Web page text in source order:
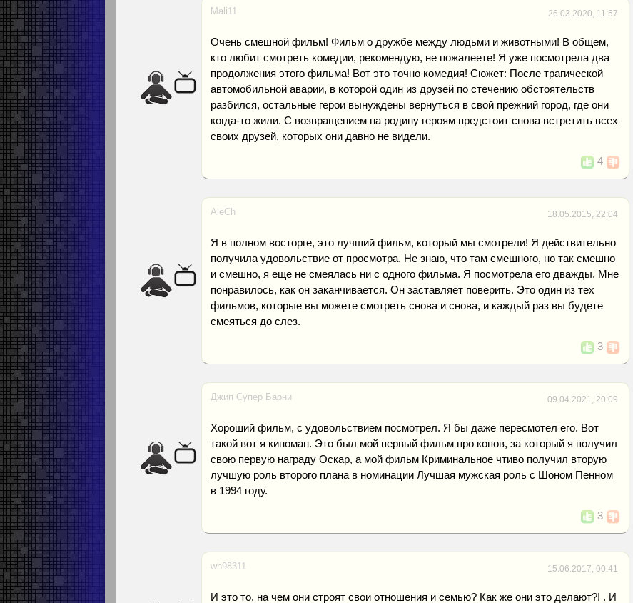
Mali11 26.03.2020, 11:57
Очень смешной фильм! Фильм о дружбе между людьми и животными! В общем,
кто любит смотреть комедии, рекомендую, не пожалеете! Я уже посмотрела два
продолжения этого фильма! Вот это точно комедия! Сюжет: После трагической
автомобильной аварии, в которой один из друзей по стечению обстоятельств
разбился, остальные герои вынуждены вернуться в свой прежний город, где они
когда-то жили. С возвращением на родину героям предстоит снова встретить всех
своих друзей, которых они давно не видели.
4
AleCh 18.05.2015, 22:04
Я в полном восторге, это лучший фильм, который мы смотрели! Я действительно
получила удовольствие от просмотра. Не знаю, что там смешного, но так смешно
и смешно, я еще не смеялась ни с одного фильма. Я посмотрела его дважды. Мне
понравилось, как он заканчивается. Он заставляет поверить. Это один из тех
фильмов, которые вы можете смотреть снова и снова, и каждый раз вы будете
смеяться до слез.
3
Джип Супер Барни 09.04.2021, 20:09
Хороший фильм, с удовольствием посмотрел. Я бы даже пересмотел его. Вот
такой вот я киноман. Это был мой первый фильм про копов, за который я получил
свою первую награду Оскар, а мой фильм Криминальное чтиво получил вторую
лучшую роль второго плана в номинации Лучшая мужская роль с Шоном Пенном
в 1994 году.
3
wh98311 15.06.2017, 00:41
И это то, на чем они строят свои отношения и семью? Как же они это делают?! . И